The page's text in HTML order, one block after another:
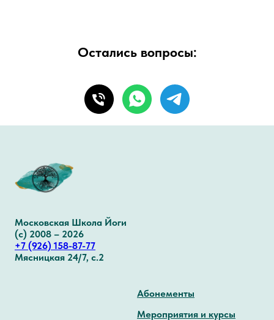
Остались вопросы:
Московская Школа Йоги
(с) 2008 – 2026
+7 (926) 158-87-77
Мясницкая 24/7, с.2
Абонементы
Мероприятия и курсы